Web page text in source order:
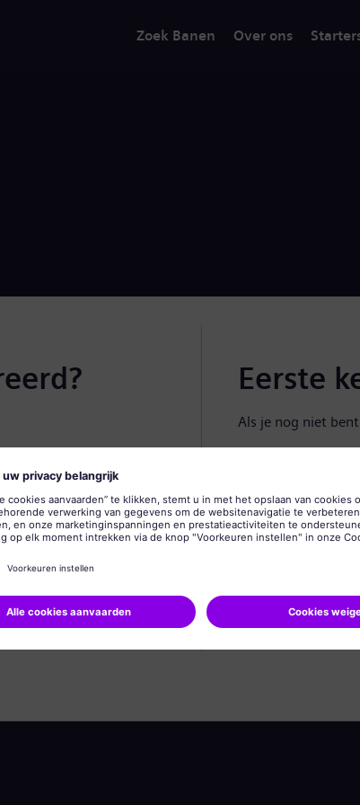
Zoek Banen Over ons
Eerste
Als je nog niet